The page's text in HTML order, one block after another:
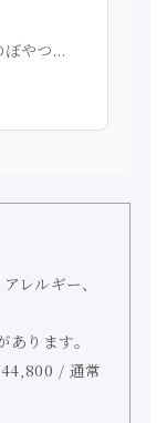
ぼやつ...
レルギー、
ります。
/ 通常